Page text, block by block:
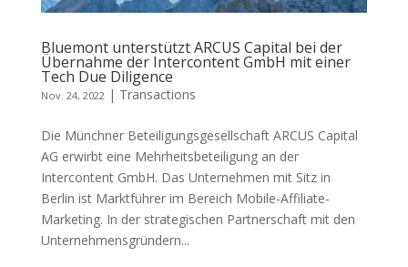
Bluemont unterstützt ARCUS Capital bei der
Übernahme der Intercontent GmbH mit einer
Tech Due Diligence
Nov. 24, 2022| Transactions
Die Münchner Beteiligungsgesellschaft ARCUS Capital
AG erwirbt eine Mehrheitsbeteiligung an der
Intercontent GmbH. Das Unternehmen mit Sitz in
Berlin ist Marktführer im Bereich Mobile-Affiliate-
Marketing. In der strategischen Partnerschaft mit den
Unternehmensgründern...